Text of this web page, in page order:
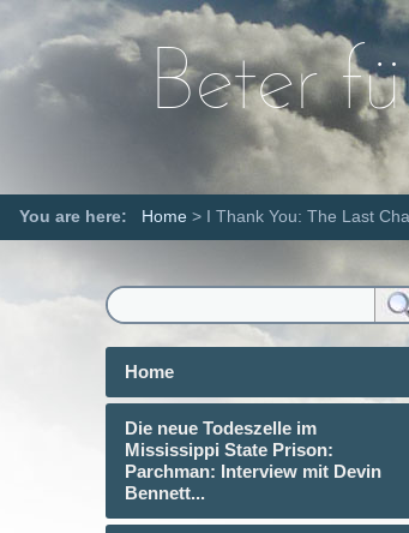
Beter
You are here: Home > I Thank You: The Last
Home
Die neue Todeszelle im
Mississippi State Prison:
Parchman: Interview mit Devin
Bennett...